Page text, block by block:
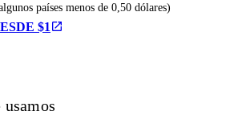
países menos de 0,50 dólares)
$1